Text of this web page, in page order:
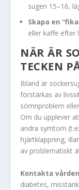
sugen 15–16,
Skapa en
eller kaffe efter
NÄR ÄR
TECKEN
Ibland är
förstärkas av
sömnproblem
Om du upplever
andra symtom
hjärtklappning,
av problematiskt
Kontakta vården
diabetes,